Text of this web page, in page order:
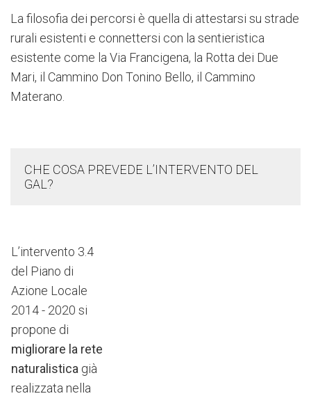
La filosofia dei percorsi è quella di attestarsi su strade
rurali esistenti e connettersi con la sentieristica
esistente come la Via Francigena, la Rotta dei Due
Mari, il Cammino Don Tonino Bello, il Cammino
Materano.
CHE COSA PREVEDE L’INTERVENTO DEL
GAL?
L’intervento 3.4
del Piano di
Azione Locale
2014 - 2020 si
propone di
migliorare la rete
naturalistica già
realizzata nella